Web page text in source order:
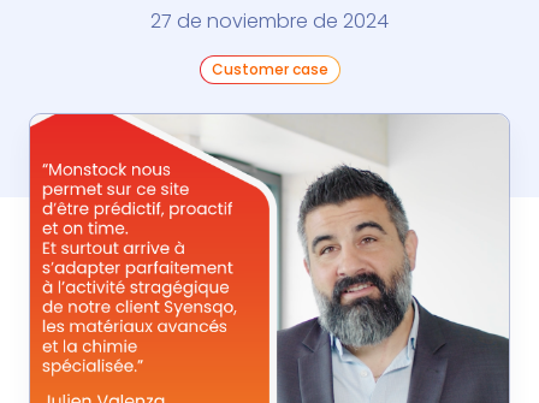
27 de noviembre de 2024
Customer case